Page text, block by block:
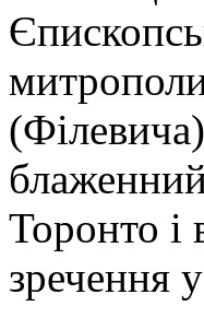
Торонто і
зречення